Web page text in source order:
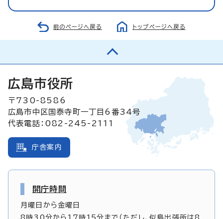
前のページへ戻る トップページへ戻る
広島市役所
〒730-8586
広島市中区国泰寺町一丁目6番34号
代表電話：082-245-2111
庁舎案内
開庁時間
月曜日から金曜日
8時30分から17時15分まで（ただし、似島出張所は8